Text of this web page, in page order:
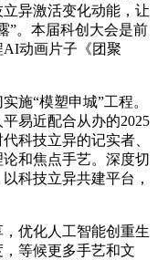
异激活变化动能，让
”。本届科创大会是前
动画片子《团聚
“模塑申城”工程。
易近配合从办的2025
科技立异的记实者、
和焦点手艺。深度切
科技立异共建平台，
优化人工智能创重生
等候更多手艺和文